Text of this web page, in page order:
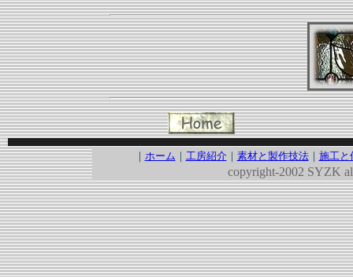
｜ ホーム ｜ 工房紹介｜ 素材と製作技法｜ 施工と
copyright-2002 SYZK